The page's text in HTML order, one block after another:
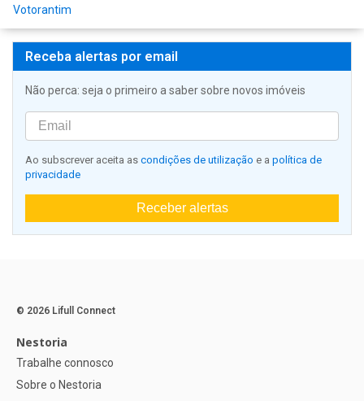
Votorantim
Receba alertas por email
Não perca: seja o primeiro a saber sobre novos imóveis
Ao subscrever aceita as condições de utilização e a política de
privacidade
Receber alertas
© 2026 Lifull Connect
Nestoria
Trabalhe connosco
Sobre o Nestoria